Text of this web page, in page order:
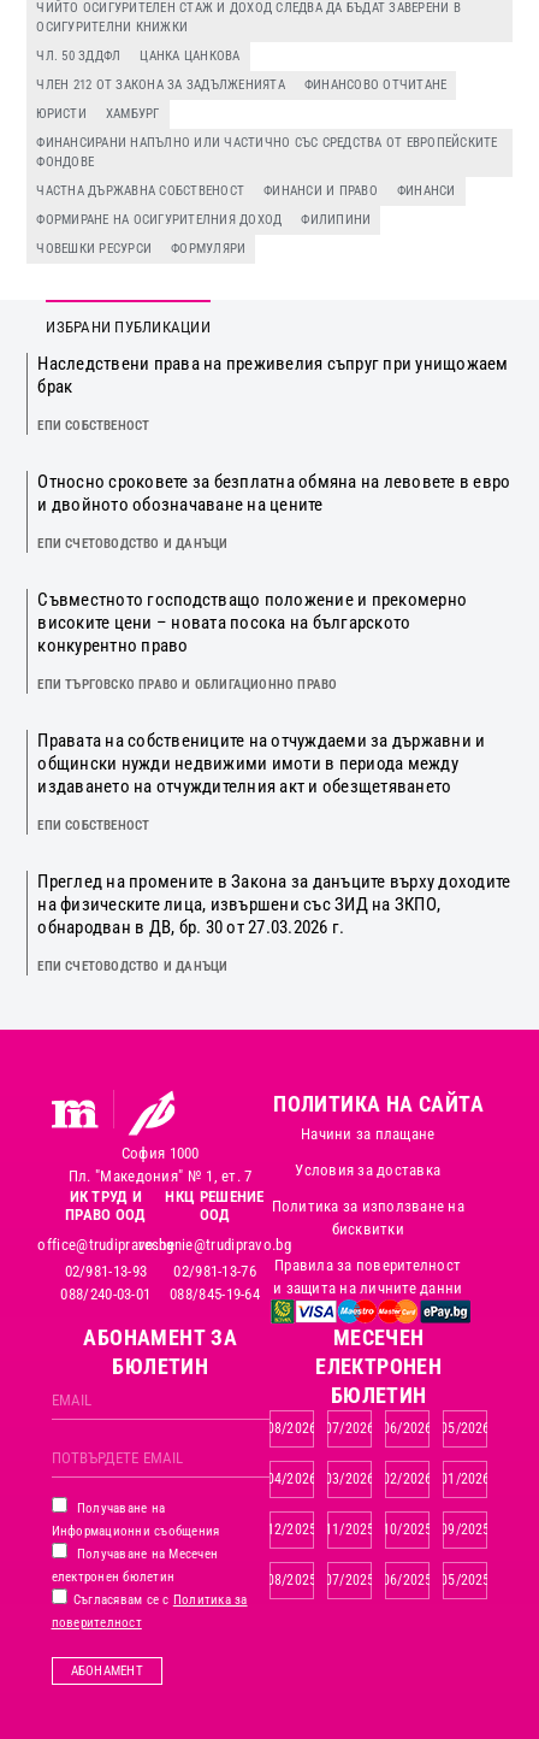
ЧИЙТО ОСИГУРИТЕЛЕН СТАЖ И ДОХОД СЛЕДВА ДА БЪДАТ ЗАВЕРЕНИ В
ОСИГУРИТЕЛНИ КНИЖКИ
ЧЛ. 50 ЗДДФЛ
ЦАНКА ЦАНКОВА
ЧЛЕН 212 ОТ ЗАКОНА ЗА ЗАДЪЛЖЕНИЯТА
ФИНАНСОВО ОТЧИТАНЕ
ЮРИСТИ
ХАМБУРГ
ФИНАНСИРАНИ НАПЪЛНО ИЛИ ЧАСТИЧНО СЪС СРЕДСТВА ОТ ЕВРОПЕЙСКИТЕ
ФОНДОВЕ
ЧАСТНА ДЪРЖАВНА СОБСТВЕНОСТ
ФИНАНСИ И ПРАВО
ФИНАНСИ
ФОРМИРАНЕ НА ОСИГУРИТЕЛНИЯ ДОХОД
ФИЛИПИНИ
ЧОВЕШКИ РЕСУРСИ
ФОРМУЛЯРИ
ИЗБРАНИ ПУБЛИКАЦИИ
Наследствени права на преживелия съпруг при унищожаем
брак
ЕПИ СОБСТВЕНОСТ
Относно сроковете за безплатна обмяна на левовете в евро
и двойното обозначаване на цените
ЕПИ СЧЕТОВОДСТВО И ДАНЪЦИ
Съвместното господстващо положение и прекомерно
високите цени – новата посока на българското
конкурентно право
ЕПИ ТЪРГОВСКО ПРАВО И ОБЛИГАЦИОННО ПРАВО
Правата на собствениците на отчуждаеми за държавни и
общински нужди недвижими имоти в периода между
издаването на отчуждителния акт и обезщетяването
ЕПИ СОБСТВЕНОСТ
Преглед на промените в Закона за данъците върху доходите
на физическите лица, извършени със ЗИД на ЗКПО,
обнародван в ДВ, бр. 30 от 27.03.2026 г.
ЕПИ СЧЕТОВОДСТВО И ДАНЪЦИ
София 1000
Пл. "Македония" № 1, ет. 7
ИК ТРУД И
ПРАВО ООД
office@trudipravo.bg
02/981-13-93
088/240-03-01
НКЦ РЕШЕНИЕ
ООД
reshenie@trudipravo.bg
02/981-13-76
088/845-19-64
ПОЛИТИКА НА САЙТА
Начини за плащане
Условия за доставка
Политика за използване на
бисквитки
Правила за поверителност
и защита на личните данни
АБОНАМЕНТ ЗА
БЮЛЕТИН
Получаване на
Информационни съобщения
Получаване на Месечен
електронен бюлетин
Съгласявам се с Политика за
поверителност
АБОНАМЕНТ
MЕСЕЧЕН
ЕЛЕКТРОНЕН
БЮЛЕТИН
08/2026 07/2026 06/2026 05/2026
04/2026 03/2026 02/2026 01/2026
12/2025 11/2025 10/2025 09/2025
08/2025 07/2025 06/2025 05/2025